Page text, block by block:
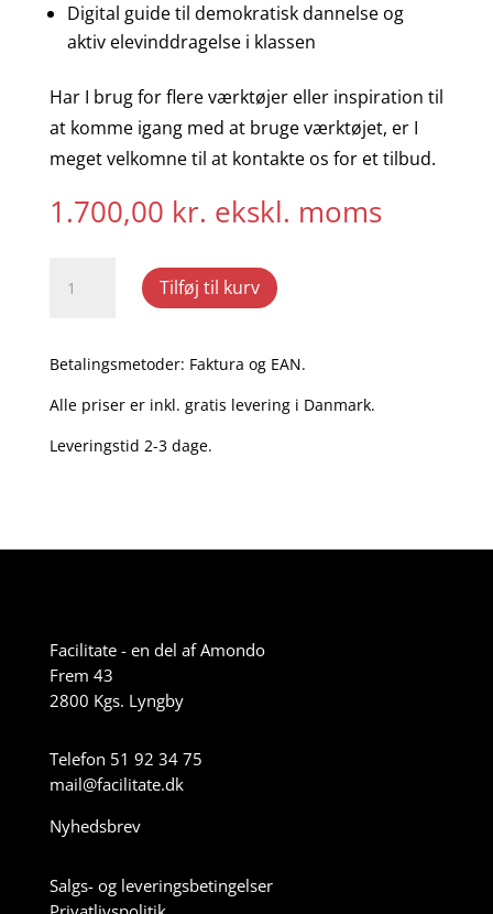
Digital guide til demokratisk dannelse og
aktiv elevinddragelse i klassen
Har I brug for flere værktøjer eller inspiration til
at komme igang med at bruge værktøjet, er I
meget velkomne til at kontakte os for et tilbud.
1.700,00 kr. ekskl. moms
elever
6.-10.
klasse
Tilføj til kurv
Betalingsmetoder: Faktura og EAN.
Alle priser er inkl. gratis levering i Danmark.
Leveringstid 2-3 dage.
Facilitate - en del af Amondo
Frem 43
2800 Kgs. Lyngby
Telefon 51 92 34 75
mail@facilitate.dk
Nyhedsbrev
Salgs- og leveringsbetingelser